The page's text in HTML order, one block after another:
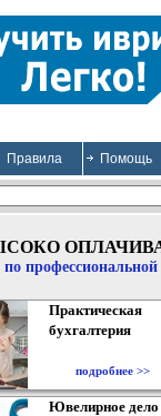
Правила Помощь
Практическая
бухгалтерия
подробнее >>
Ювелирное дело